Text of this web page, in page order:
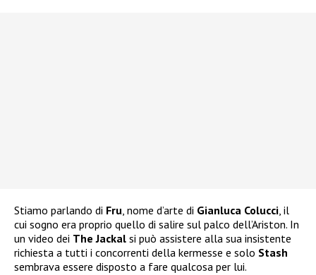
Stiamo parlando di Fru, nome d’arte di Gianluca Colucci, il
cui sogno era proprio quello di salire sul palco dell’Ariston. In
un video dei The Jackal si può assistere alla sua insistente
richiesta a tutti i concorrenti della kermesse e solo Stash
sembrava essere disposto a fare qualcosa per lui.